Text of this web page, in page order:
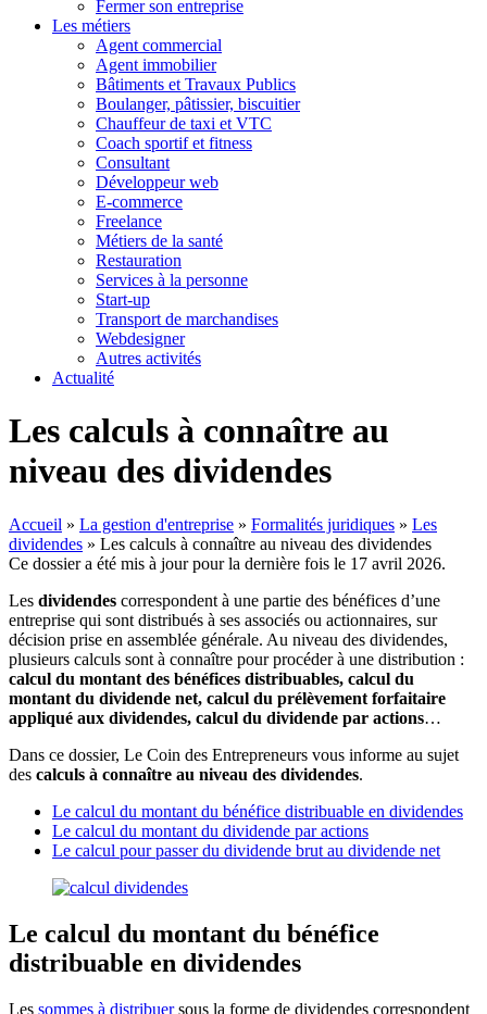
Fermer son entreprise
Les métiers
Agent commercial
Agent immobilier
Bâtiments et Travaux Publics
Boulanger, pâtissier, biscuitier
Chauffeur de taxi et VTC
Coach sportif et fitness
Consultant
Développeur web
E-commerce
Freelance
Métiers de la santé
Restauration
Services à la personne
Start-up
Transport de marchandises
Webdesigner
Autres activités
Actualité
Les calculs à connaître au
niveau des dividendes
Accueil » La gestion d'entreprise » Formalités juridiques » Les
dividendes » Les calculs à connaître au niveau des dividendes
Ce dossier a été mis à jour pour la dernière fois le 17 avril 2026.
Les dividendes correspondent à une partie des bénéfices d’une
entreprise qui sont distribués à ses associés ou actionnaires, sur
décision prise en assemblée générale. Au niveau des dividendes,
plusieurs calculs sont à connaître pour procéder à une distribution :
calcul du montant des bénéfices distribuables, calcul du
montant du dividende net, calcul du prélèvement forfaitaire
appliqué aux dividendes, calcul du dividende par actions…
Dans ce dossier, Le Coin des Entrepreneurs vous informe au sujet
des calculs à connaître au niveau des dividendes.
Le calcul du montant du bénéfice distribuable en dividendes
Le calcul du montant du dividende par actions
Le calcul pour passer du dividende brut au dividende net
Le calcul du montant du bénéfice
distribuable en dividendes
Les sommes à distribuersous la forme de dividendes correspondent